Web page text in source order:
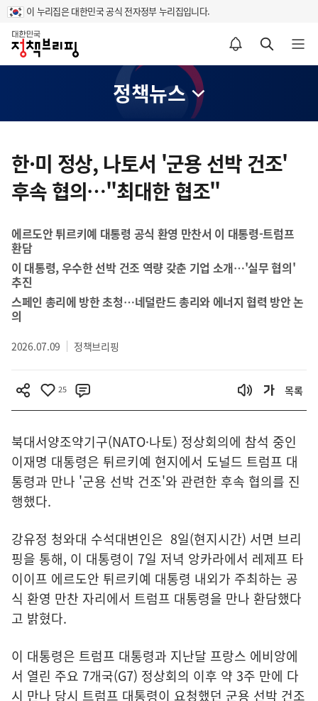
이 누리집은 대한민국 공식 전자정부 누리집입니다.
홈
알림설정 바로가기 검색 바로가기 메뉴 열기
정책뉴스
텐
츠
영
한·미 정상, 나토서 '군용 선박 건조'
후속 협의…"최대한 협조"
에르도안 튀르키예 대통령 공식 환영 만찬서 이 대통령-트럼프
환담
이 대통령, 우수한 선박 건조 역량 갖춘 기업 소개…'실무 협의'
추진
스페인 총리에 방한 초청…네덜란드 총리와 에너지 협력 방안 논
의
2026.07.09 정책브리핑
25 목록
북대서양조약기구(NATO·나토) 정상회의에 참석 중인
이재명 대통령은 튀르키예 현지에서 도널드 트럼프 대
통령과 만나 '군용 선박 건조'와 관련한 후속 협의를 진
행했다.
강유정 청와대 수석대변인은 8일(현지시간) 서면 브리
핑을 통해, 이 대통령이 7일 저녁 앙카라에서 레제프 타
이이프 에르도안 튀르키예 대통령 내외가 주최하는 공
식 환영 만찬 자리에서 트럼프 대통령을 만나 환담했다
고 밝혔다.
이 대통령은 트럼프 대통령과 지난달 프랑스 에비앙에
서 열린 주요 7개국(G7) 정상회의 이후 약 3주 만에 다
시 만나 당시 트럼프 대통령이 요청했던 군용 선박 건조